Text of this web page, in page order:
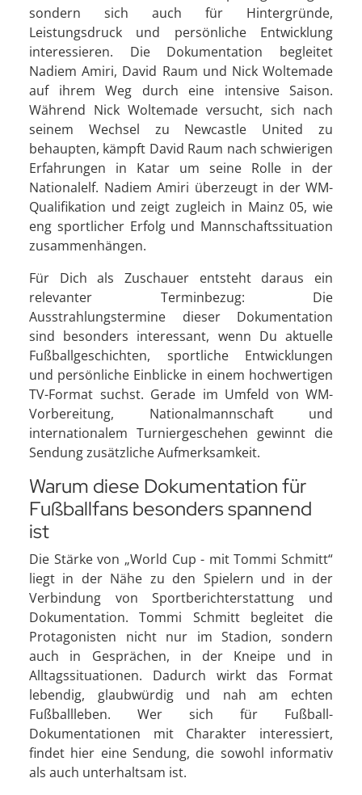
sondern sich auch für Hintergründe,
Leistungsdruck und persönliche Entwicklung
interessieren. Die Dokumentation begleitet
Nadiem Amiri, David Raum und Nick Woltemade
auf ihrem Weg durch eine intensive Saison.
Während Nick Woltemade versucht, sich nach
seinem Wechsel zu Newcastle United zu
behaupten, kämpft David Raum nach schwierigen
Erfahrungen in Katar um seine Rolle in der
Nationalelf. Nadiem Amiri überzeugt in der WM-
Qualifikation und zeigt zugleich in Mainz 05, wie
eng sportlicher Erfolg und Mannschaftssituation
zusammenhängen.
Für Dich als Zuschauer entsteht daraus ein
relevanter Terminbezug: Die
Ausstrahlungstermine dieser Dokumentation
sind besonders interessant, wenn Du aktuelle
Fußballgeschichten, sportliche Entwicklungen
und persönliche Einblicke in einem hochwertigen
TV-Format suchst. Gerade im Umfeld von WM-
Vorbereitung, Nationalmannschaft und
internationalem Turniergeschehen gewinnt die
Sendung zusätzliche Aufmerksamkeit.
Warum diese Dokumentation für
Fußballfans besonders spannend
ist
Die Stärke von „World Cup - mit Tommi Schmitt“
liegt in der Nähe zu den Spielern und in der
Verbindung von Sportberichterstattung und
Dokumentation. Tommi Schmitt begleitet die
Protagonisten nicht nur im Stadion, sondern
auch in Gesprächen, in der Kneipe und in
Alltagssituationen. Dadurch wirkt das Format
lebendig, glaubwürdig und nah am echten
Fußballleben. Wer sich für Fußball-
Dokumentationen mit Charakter interessiert,
findet hier eine Sendung, die sowohl informativ
als auch unterhaltsam ist.